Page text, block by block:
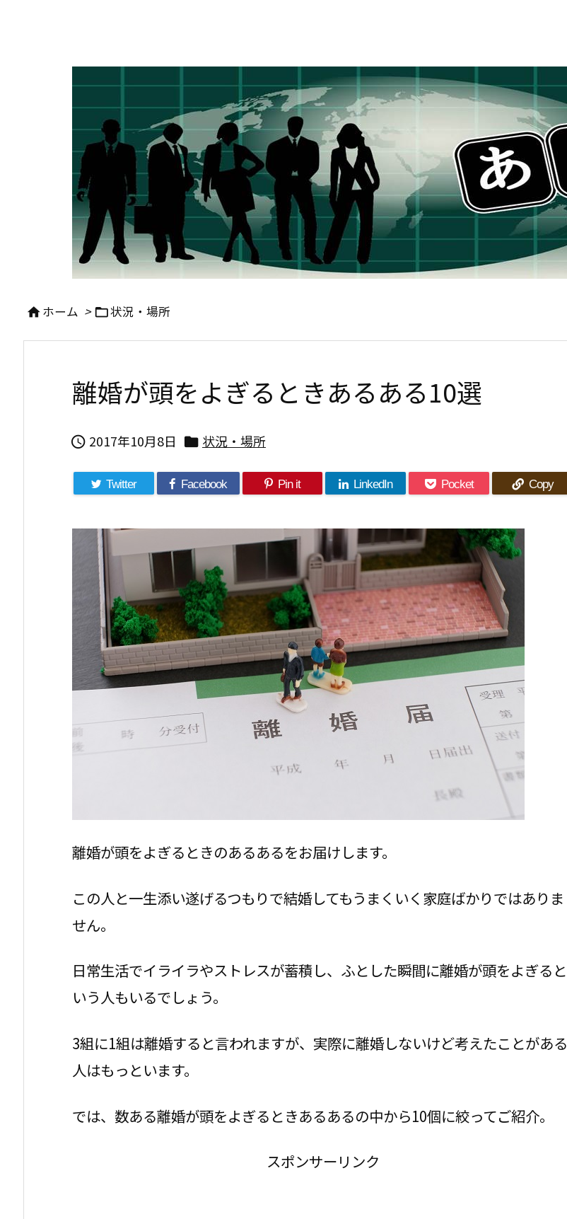
ホーム > 状況・場所
離婚が頭をよぎるときあるある10選
 2017年10月8日  状況・場所
Twitter Facebook Pin it LinkedIn Pocket Copy
離婚が頭をよぎるときのあるあるをお届けします。
この人と一生添い遂げるつもりで結婚してもうまくいく家庭ばかりではありま
せん。
日常生活でイライラやストレスが蓄積し、ふとした瞬間に離婚が頭をよぎると
いう人もいるでしょう。
3組に1組は離婚すると言われますが、実際に離婚しないけど考えたことがある
人はもっといます。
では、数ある離婚が頭をよぎるときあるあるの中から10個に絞ってご紹介。
スポンサーリンク